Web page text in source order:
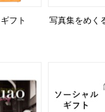
フト
写真集をめく